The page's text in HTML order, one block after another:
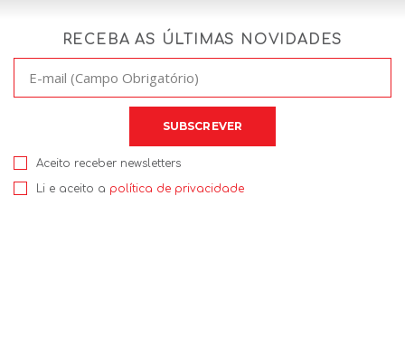
RECEBA AS ÚLTIMAS NOVIDADES
Aceito receber newsletters
Li e aceito a política de privacidade